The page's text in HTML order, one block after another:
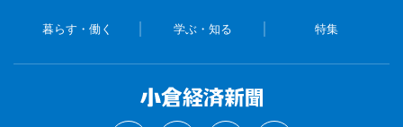
暮らす・働く 学ぶ・知る 特集